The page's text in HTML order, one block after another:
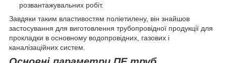
розвантажувальних робіт.
Завдяки таким властивостям поліетилену, він знайшов
застосування для виготовлення трубопровідної продукції для
прокладки в основному водопровідних, газових і
каналізаційних систем.